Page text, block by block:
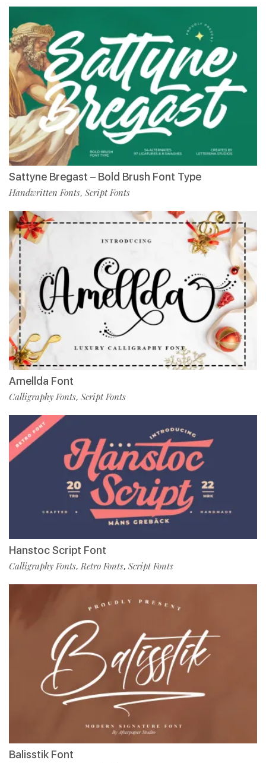
Sattyne Bregast – Bold Brush Font Type
Handwritten Fonts, Script Fonts
Amellda Font
Calligraphy Fonts, Script Fonts
Hanstoc Script Font
Calligraphy Fonts,Retro Fonts, Script Fonts
Balisstik Font